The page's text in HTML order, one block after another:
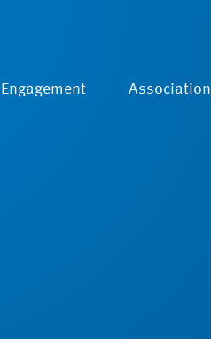
Engagement Association